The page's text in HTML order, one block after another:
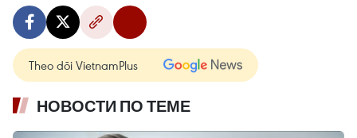
Theo dõi VietnamPlus
НОВОСТИ ПО ТЕМЕ